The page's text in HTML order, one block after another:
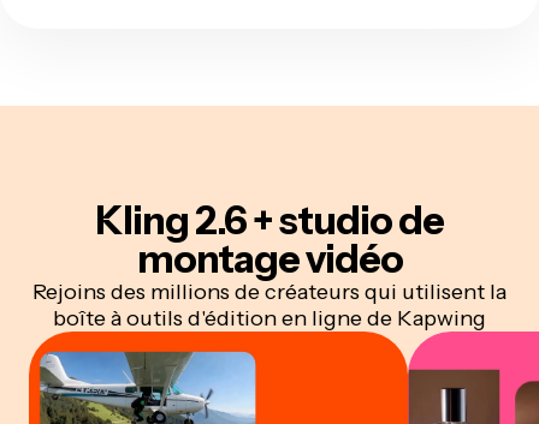
Kling 2.6 + studio de
montage vidéo
Rejoins des millions de créateurs qui utilisent la
boîte à outils d'édition en ligne de Kapwing